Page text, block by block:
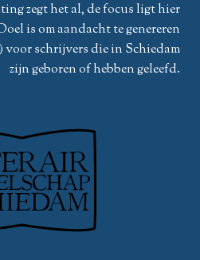
zegt het al, de focus ligt hier
is om aandacht te genereren
voor schrijvers die in Schiedam
zijn geboren of hebben geleefd.